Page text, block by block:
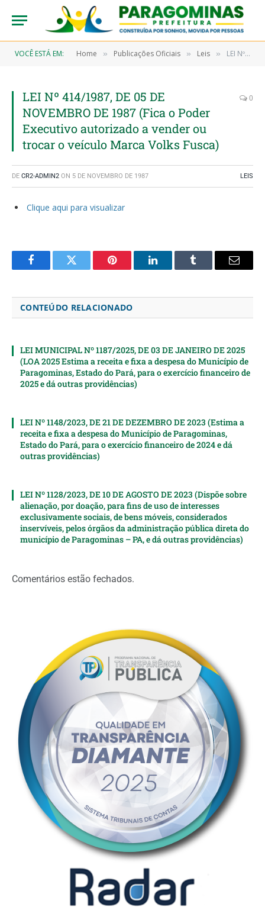
VOCÊ ESTÁ EM: Home » Publicações Oficiais » Leis » LEI Nº 414/1987, DE 05 DE NOVEMBRO DE 1987 (Fica o Poder Executivo autorizado a vender ou trocar o veículo Marca Volks Fusca)
LEI Nº 414/1987, DE 05 DE
NOVEMBRO DE 1987 (Fica o Poder
Executivo autorizado a vender ou
trocar o veículo Marca Volks Fusca)
0
DE CR2-ADMIN2 ON 5 DE NOVEMBRO DE 1987 LEIS
Clique aqui para visualizar
FacebookTwitter Pinterest LinkedInTumblr Email
CONTEÚDO RELACIONADO
LEI MUNICIPAL Nº 1187/2025, DE 03 DE JANEIRO DE 2025
(LOA 2025 Estima a receita e fixa a despesa do Município de
Paragominas, Estado do Pará, para o exercício financeiro de
2025 e dá outras providências)
LEI Nº 1148/2023, DE 21 DE DEZEMBRO DE 2023 (Estima a
receita e fixa a despesa do Município de Paragominas,
Estado do Pará, para o exercício financeiro de 2024 e dá
outras providências)
LEI Nº 1128/2023, DE 10 DE AGOSTO DE 2023 (Dispõe sobre
alienação, por doação, para fins de uso de interesses
exclusivamente sociais, de bens móveis, considerados
inservíveis, pelos órgãos da administração pública direta do
município de Paragominas – PA, e dá outras providências)
Comentários estão fechados.